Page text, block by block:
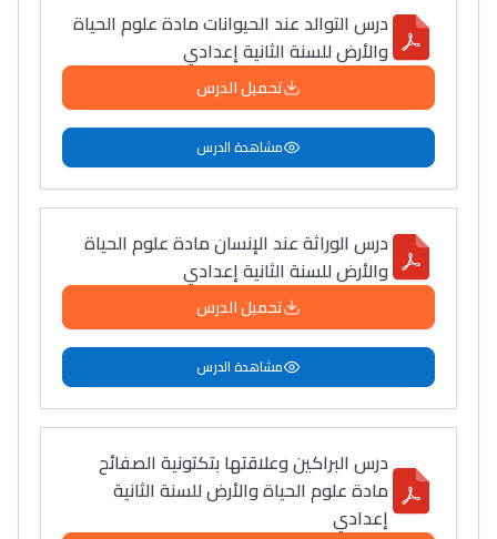
درس التوالد عند الحيوانات مادة علوم الحياة
والأرض للسنة الثانية إعدادي
تحميل الدرس
مشاهدة الدرس
درس الوراثة عند الإنسان مادة علوم الحياة
والأرض للسنة الثانية إعدادي
تحميل الدرس
مشاهدة الدرس
درس البراكين وعلاقتها بتكتونية الصفائح
مادة علوم الحياة والأرض للسنة الثانية
إعدادي